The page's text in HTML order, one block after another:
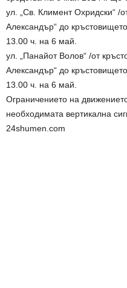
ул. „Св. Климент Охридски“ /
Александър“ до
13.00 ч. на 6 май.
ул. „Панайот Волов“ /от
Александър“ до
13.00 ч. на 6 май.
Ограничението на
необходимата вертикална
24shumen.com